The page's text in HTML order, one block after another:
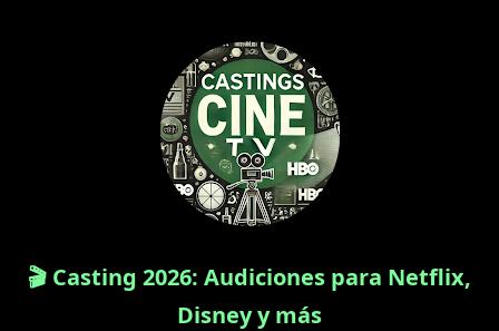
🎬 Casting 2026: Audiciones para Netflix,
Disney y más